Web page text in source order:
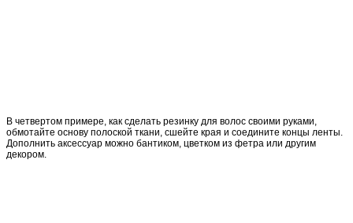
В четвертом примере, как сделать резинку для волос своими руками,
обмотайте основу полоской ткани, сшейте края и соедините концы ленты.
Дополнить аксессуар можно бантиком, цветком из фетра или другим
декором.